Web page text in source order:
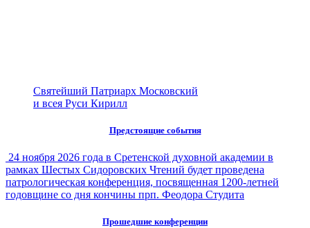
Святейший Патриарх Московский
и всея Руси Кирилл
Предстоящие события
24 ноября 2026 года в Сретенской духовной академии в
рамках Шестых Сидоровских Чтений будет проведена
патрологическая конференция, посвященная 1200-летней
годовщине со дня кончины прп. Феодора Студита
Прошедшие конференции